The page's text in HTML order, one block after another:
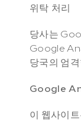
위탁 처리
당사는
Google
당국의 엄
Google
이 웹사이